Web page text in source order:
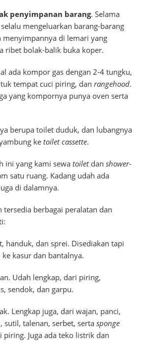
penyimpanan barang. Selama
mengeluarkan barang-barang
menyimpannya di lemari yang
ribet bolak-balik buka koper.
ada kompor gas dengan 2-4 tungku,
tempat cuci piring, dan rangehood.
yang kompornya punya oven serta
berupa toilet duduk, dan lubangnya
ke toilet cassette.
ini yang kami sewa toiletdan shower-
satu ruang. Kadang udah ada
di dalamnya.
tersedia berbagai peralatan dan
handuk, dan sprei. Disediakan tapi
ke kasur dan bantalnya.
Udah lengkap, dari piring,
sendok, dan garpu.
Lengkap juga, dari wajan, panci,
sutil, talenan, serbet, serta sponge
piring. Juga ada teko listrik dan